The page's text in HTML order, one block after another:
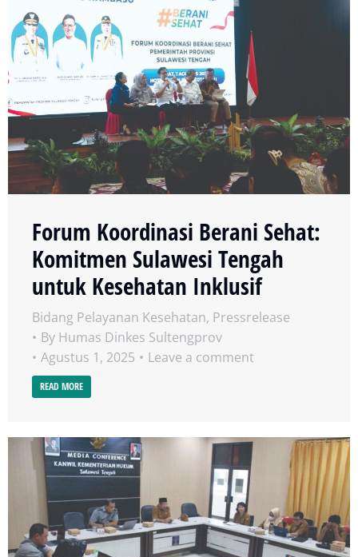
Forum Koordinasi Berani Sehat:
Komitmen Sulawesi Tengah
untuk Kesehatan Inklusif
Bidang Pelayanan Kesehatan, Pressrelease
By Humas Dinkes Sultengprov
Agustus 1, 2025
Leave a comment
READ MORE